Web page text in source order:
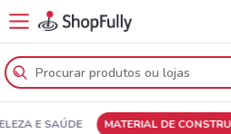
E SAÚDE MATERIAL DE